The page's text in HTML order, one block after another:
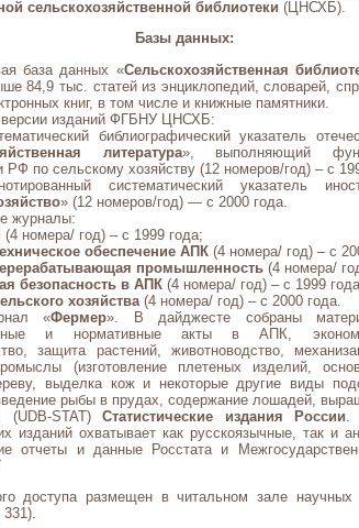
сельскохозяйственной библиотеки (ЦНСХБ).
Базы данных:
база данных «Сельскохозяйственная
84,9 тыс. статей из энциклопедий, словарей,
книг, в том числе и книжные памятники.
версии изданий ФГБНУ ЦНСХБ:
библиографический указатель
литература», выполняющий
РФ по сельскому хозяйству (12 номеров/год) – с
систематический указатель
» (12 номеров/год) — с 2000 года.
журналы:
(4 номера/ год) – с 1999 года;
обеспечение АПК (4 номера/ год) – с
промышленность (4 номера/
безопасность в АПК (4 номера/ год) – с 1999
хозяйства (4 номера/ год) – с 2000 года.
«Фермер». В дайджесте собраны
и нормативные акты в АПК,
защита растений, животноводство,
(изготовление плетеных изделий,
выделка кож и некоторые другие виды
рыбы в прудах, содержание лошадей,
(UDB-STAT)Статистические издания России
изданий охватывает как русскоязычные, так и
отчеты и данные Росстата и
доступа размещен в читальном зале научных